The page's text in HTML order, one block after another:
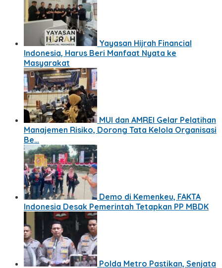
Yayasan Hijrah Financial
Indonesia, Harus Beri Manfaat Nyata ke
Masyarakat
MUI dan AMREI Gelar Pelatihan
Manajemen Risiko, Dorong Tata Kelola Organisasi
Be…
Demo di Kemenkeu, FAKTA
Indonesia Desak Pemerintah Tetapkan PP MBDK
Polda Metro Pastikan, Senjata